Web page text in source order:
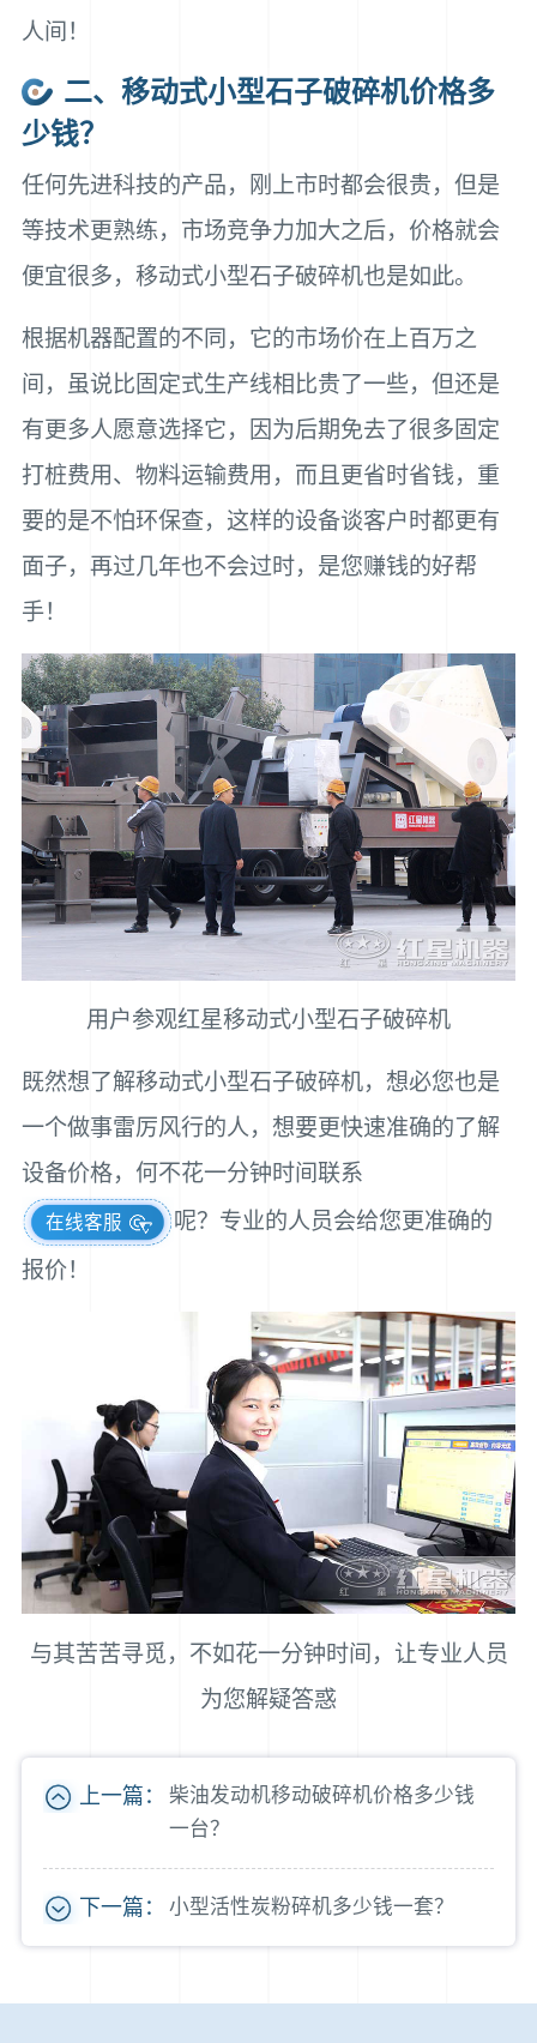
人间！
二、移动式小型石子破碎机价格多
少钱？
任何先进科技的产品，刚上市时都会很贵，但是
等技术更熟练，市场竞争力加大之后，价格就会
便宜很多，移动式小型石子破碎机也是如此。
根据机器配置的不同，它的市场价在上百万之
间，虽说比固定式生产线相比贵了一些，但还是
有更多人愿意选择它，因为后期免去了很多固定
打桩费用、物料运输费用，而且更省时省钱，重
要的是不怕环保查，这样的设备谈客户时都更有
面子，再过几年也不会过时，是您赚钱的好帮
手！
用户参观红星移动式小型石子破碎机
既然想了解移动式小型石子破碎机，想必您也是
一个做事雷厉风行的人，想要更快速准确的了解
设备价格，何不花一分钟时间联系
在线客服
呢？专业的人员会给您更准确的
报价！
与其苦苦寻觅，不如花一分钟时间，让专业人员
为您解疑答惑
上一篇：
柴油发动机移动破碎机价格多少钱
一台？
下一篇： 小型活性炭粉碎机多少钱一套？